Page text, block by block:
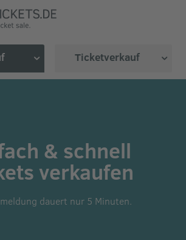
Ticketverkauf
& schnell
verkaufen
dauert nur 5 Minuten.